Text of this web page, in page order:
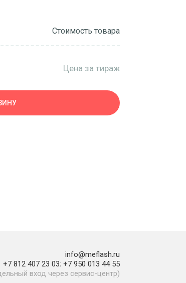
Стоимость товара
Цена за тираж
info@meflash.ru
+7 812 407 23 03; +7 950 013 44 55
вход через сервис-центр)